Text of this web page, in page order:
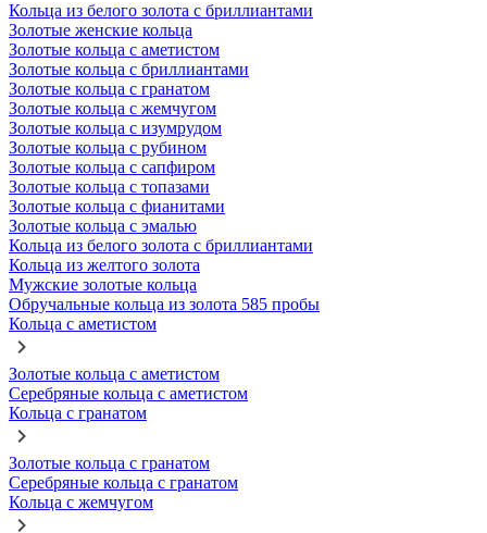
Кольца из белого золота с бриллиантами
Золотые женские кольца
Золотые кольца с аметистом
Золотые кольца с бриллиантами
Золотые кольца с гранатом
Золотые кольца с жемчугом
Золотые кольца с изумрудом
Золотые кольца с рубином
Золотые кольца с сапфиром
Золотые кольца с топазами
Золотые кольца с фианитами
Золотые кольца с эмалью
Кольца из белого золота с бриллиантами
Кольца из желтого золота
Мужские золотые кольца
Обручальные кольца из золота 585 пробы
Кольца с аметистом
Золотые кольца с аметистом
Серебряные кольца с аметистом
Кольца с гранатом
Золотые кольца с гранатом
Серебряные кольца с гранатом
Кольца с жемчугом